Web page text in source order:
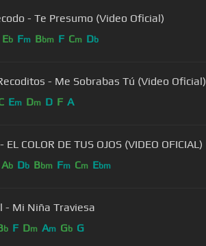
- Te Presumo (Video Oficial)
Eb Fm Bbm F Cm Db
- Me Sobrabas Tú (Video Oficial)
Em Dm D F A
COLOR DE TUS OJOS (VIDEO OFICIAL)
Ab Db Bbm Fm Cm Ebm
- Mi Niña Traviesa
b F Dm Am Gb G